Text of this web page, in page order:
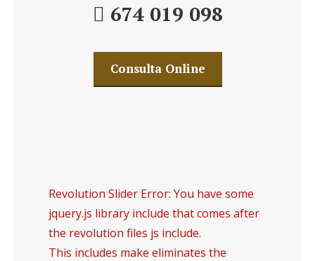
674 019 098
Consulta Online
Revolution Slider Error: You have some
jquery.js library include that comes after
the revolution files js include.
This includes make eliminates the